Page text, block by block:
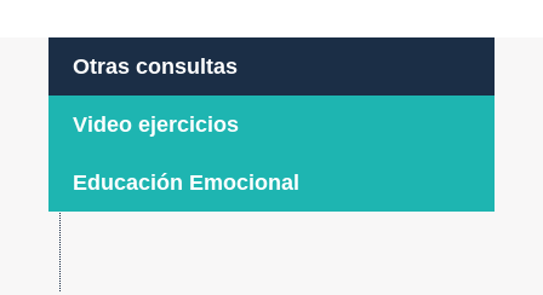
Otras consultas
Video ejercicios
Educación Emocional